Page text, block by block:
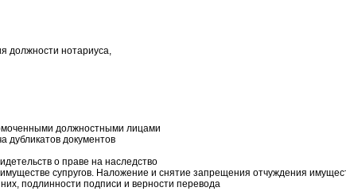
должности нотариуса,
должностными лицами
документов
о праве на наследство
супругов. Наложение и снятие запрещения отчуждения
подлинности подписи и верности перевода